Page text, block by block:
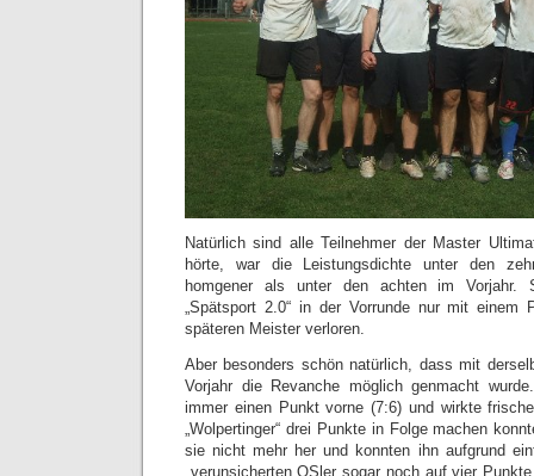
Natürlich sind alle Teilnehmer der Master
hörte, war die Leistungsdichte unter den
homgener als unter den achten im Vorjahr.
„Spätsport 2.0“ in der Vorrunde nur mit einem
späteren Meister verloren.
Aber besonders schön natürlich, dass mit
Vorjahr die Revanche möglich genmacht
immer einen Punkt vorne (7:6) und wirkte
„Wolpertinger“ drei Punkte in Folge machen
sie nicht mehr her und konnten ihn aufgrund
verunsicherten QSler sogar noch auf vier